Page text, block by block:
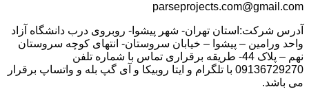
parseprojects.com@gmail.com
آدرس شرکت:استان تهران- شهر پیشوا- روبروی درب دانشگاه آزاد
واحد ورامین – پیشوا – خیابان سروستان- انتهای کوچه سروستان
نهم – پلاک 44- طریقه برقراری تماس با شماره تلفن
09136729270 با تلگرام و ایتا روبیکا و آی گپ بله و واتساپ برقرار
می باشد.